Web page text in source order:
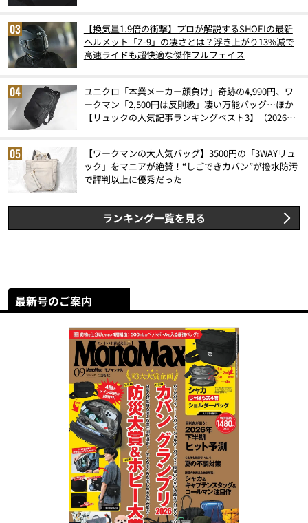
【換気量1.9倍の衝撃】プロが解説するSHOEIの最新
ヘルメット「Z-9」の凄さとは？浮き上がり13%減で
高速ライドも超快適な傑作フルフェイス
ユニクロ「本業メーカー顔負け」奇跡の4,990円、ワ
ークマン「2,500円は反則級」凄い万能バッグ…ほか
【リュックの人気記事ランキングベスト3】（2026年
【ワークマンの大人気バッグ】3500円の「3WAYリュ
ック」をマニアが絶賛！“しごできカバン”が撥水防汚
で評判以上に優秀だった
ランキング一覧を見る
最新号のご案内